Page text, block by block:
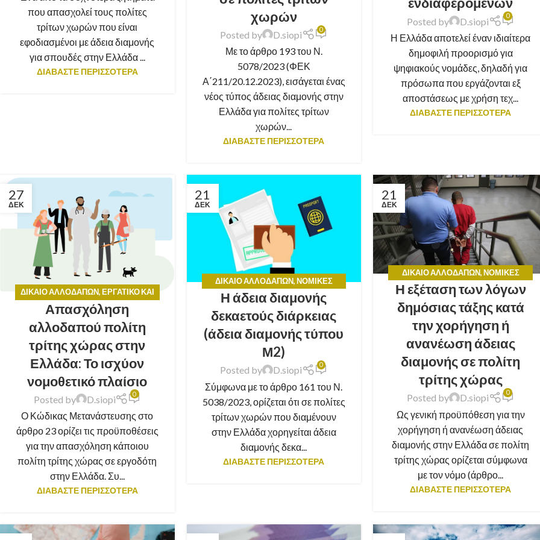
που απασχολεί τους πολίτες
τρίτων χωρών που είναι
εφοδιασμένοι με άδεια διαμονής
για σπουδές στην Ελλάδα ...
ΔΙΑΒΑΣΤΕ ΠΕΡΙΣΣΟΤΕΡΑ
χωρών
Posted by D.siopi 0
Με το άρθρο 193 του Ν.
5078/2023 (ΦΕΚ
Α΄211/20.12.2023), εισάγεται ένας
νέος τύπος άδειας διαμονής στην
Ελλάδα για πολίτες τρίτων
χωρών...
ΔΙΑΒΑΣΤΕ ΠΕΡΙΣΣΟΤΕΡΑ
Posted by D.siopi 0
Η Ελλάδα αποτελεί έναν ιδιαίτερα
δημοφιλή προορισμό για
ψηφιακούς νομάδες, δηλαδή για
πρόσωπα που εργάζονται εξ
αποστάσεως με χρήση τεχ...
ΔΙΑΒΑΣΤΕ ΠΕΡΙΣΣΟΤΕΡΑ
27
ΔΕΚ
ΔΊΚΑΙΟ ΑΛΛΟΔΑΠΏΝ,ΕΡΓΑΤΙΚΌ ΚΑΙ
ΚΟΙΝΩΝΙΚΟΑΣΦΑΛΙΣΤΙΚΌ ΔΊΚΑΙΟ
ΝΟΜΙΚΈΣ ΣΥΜΒΟΥΛΈΣ
Απασχόληση
αλλοδαπού πολίτη
τρίτης χώρας στην
Ελλάδα: Το ισχύον
νομοθετικό πλαίσιο
Posted by D.siopi 0
Ο Κώδικας Μετανάστευσης στο
άρθρο 23 ορίζει τις προϋποθέσεις
για την απασχόληση κάποιου
πολίτη τρίτης χώρας σε εργοδότη
στην Ελλάδα. Συ...
ΔΙΑΒΑΣΤΕ ΠΕΡΙΣΣΟΤΕΡΑ
21
ΔΕΚ
ΔΊΚΑΙΟ ΑΛΛΟΔΑΠΏΝ,ΝΟΜΙΚΈΣ
ΣΥΜΒΟΥΛΈΣ
Η άδεια διαμονής
δεκαετούς διάρκειας
(άδεια διαμονής τύπου
Μ2)
Posted by D.siopi 0
Σύμφωνα με το άρθρο 161 του Ν.
5038/2023, ορίζεται ότι σε πολίτες
τρίτων χωρών που διαμένουν
στην Ελλάδα χορηγείται άδεια
διαμονής δεκα...
ΔΙΑΒΑΣΤΕ ΠΕΡΙΣΣΟΤΕΡΑ
21
ΔΕΚ
ΔΊΚΑΙΟ ΑΛΛΟΔΑΠΏΝ,ΝΟΜΙΚΈΣ
ΣΥΜΒΟΥΛΈΣ
Η εξέταση των λόγων
δημόσιας τάξης κατά
την χορήγηση ή
ανανέωση άδειας
διαμονής σε πολίτη
τρίτης χώρας
Posted by D.siopi 0
Ως γενική προϋπόθεση για την
χορήγηση ή ανανέωση άδειας
διαμονής στην Ελλάδα σε πολίτη
τρίτης χώρας ορίζεται σύμφωνα
με τον νόμο (άρθρο...
ΔΙΑΒΑΣΤΕ ΠΕΡΙΣΣΟΤΕΡΑ